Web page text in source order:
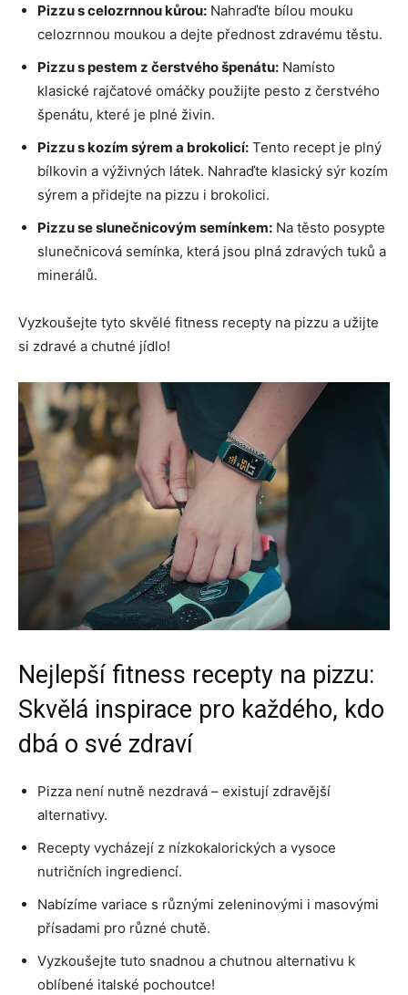
Pizzu s celozrnnou kůrou: Nahraďte bílou mouku
celozrnnou moukou a dejte přednost zdravému těstu.
Pizzu s pestem z čerstvého špenátu: Namísto
klasické rajčatové omáčky použijte pesto z čerstvého
špenátu, které je plné živin.
Pizzu s kozím sýrem a brokolicí: Tento recept je plný
bílkovin a výživných látek. Nahraďte klasický sýr kozím
sýrem a přidejte na pizzu i brokolici.
Pizzu se slunečnicovým semínkem: Na těsto posypte
slunečnicová semínka, která jsou plná zdravých tuků a
minerálů.
Vyzkoušejte tyto skvělé fitness recepty na pizzu a užijte
si zdravé a chutné jídlo!
Nejlepší fitness recepty na pizzu:
Skvělá inspirace pro každého, kdo
dbá o své zdraví
Pizza není nutně nezdravá – existují zdravější
alternativy.
Recepty vycházejí z nízkokalorických a vysoce
nutričních ingrediencí.
Nabízíme variace s různými zeleninovými i masovými
přísadami pro různé chutě.
Vyzkoušejte tuto snadnou a chutnou alternativu k
oblíbené italské pochoutce!